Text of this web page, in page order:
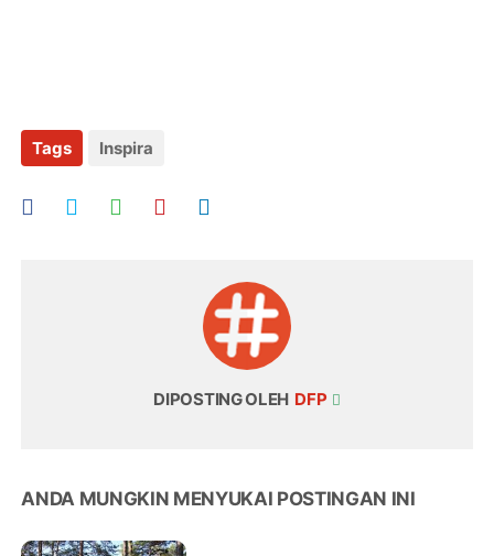
Tags Inspira
DIPOSTING OLEH DFP
ANDA MUNGKIN MENYUKAI POSTINGAN INI